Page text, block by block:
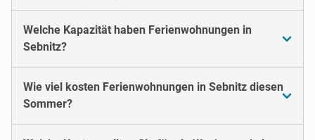
Welche Kapazität haben Ferienwohnungen in
Sebnitz?
Wie viel kosten Ferienwohnungen in Sebnitz diesen
Sommer?